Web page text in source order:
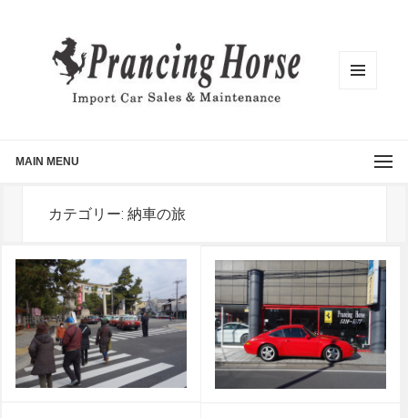
MAIN MENU
カテゴリー: 納車の旅